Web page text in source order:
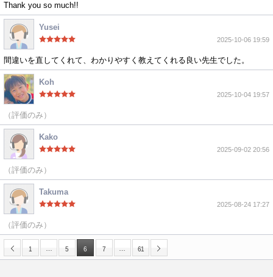
Thank you so much!!
Yusei
2025-10-06 19:59
間違いを直してくれて、わかりやすく教えてくれる良い先生でした。
Koh
2025-10-04 19:57
（評価のみ）
Kako
2025-09-02 20:56
（評価のみ）
Takuma
2025-08-24 17:27
（評価のみ）
1 5 6 7 61